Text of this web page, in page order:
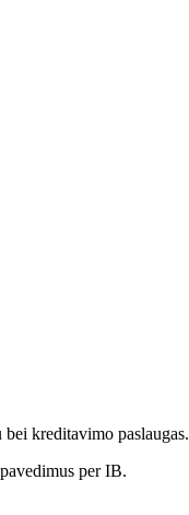
kreditavimo paslaugas.
per IB.